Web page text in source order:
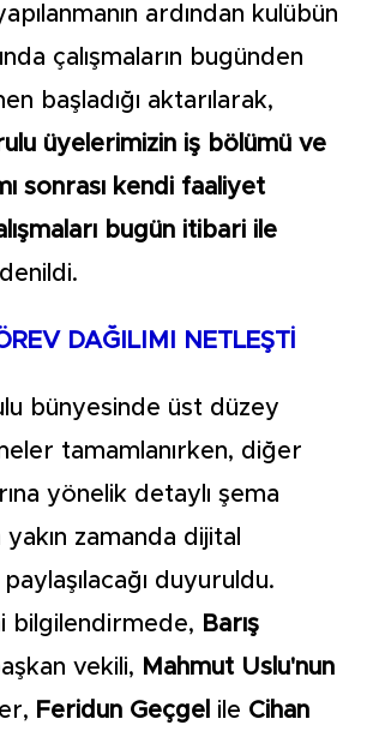
ardından kulübün
çalışmaların bugünden
başladığı aktarılarak,
üyelerimizin iş bölümü ve
sonrası kendi faaliyet
bugün itibari ile
denildi.
DAĞILIMI NETLEŞTİ
bünyesinde üst düzey
tamamlanırken, diğer
yönelik detaylı şema
yakın zamanda dijital
duyuruldu.
bilgilendirmede, Barış
vekili, Mahmut Uslu'nun
Feridun Geçgel ile Cihan